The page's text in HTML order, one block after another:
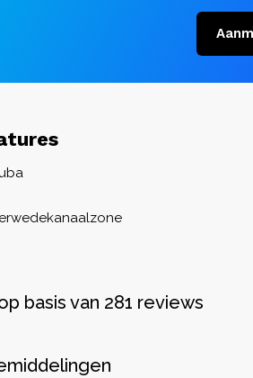
basis van 281 reviews